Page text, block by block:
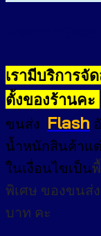
เรามีบริการจั
ตั้งของร้านคะ
ขนส่ง Flash
น้ำหนักสินค้าแ
ในเงื่อนไขเป็น
พิเศษ ของขนส่
บาท คะ